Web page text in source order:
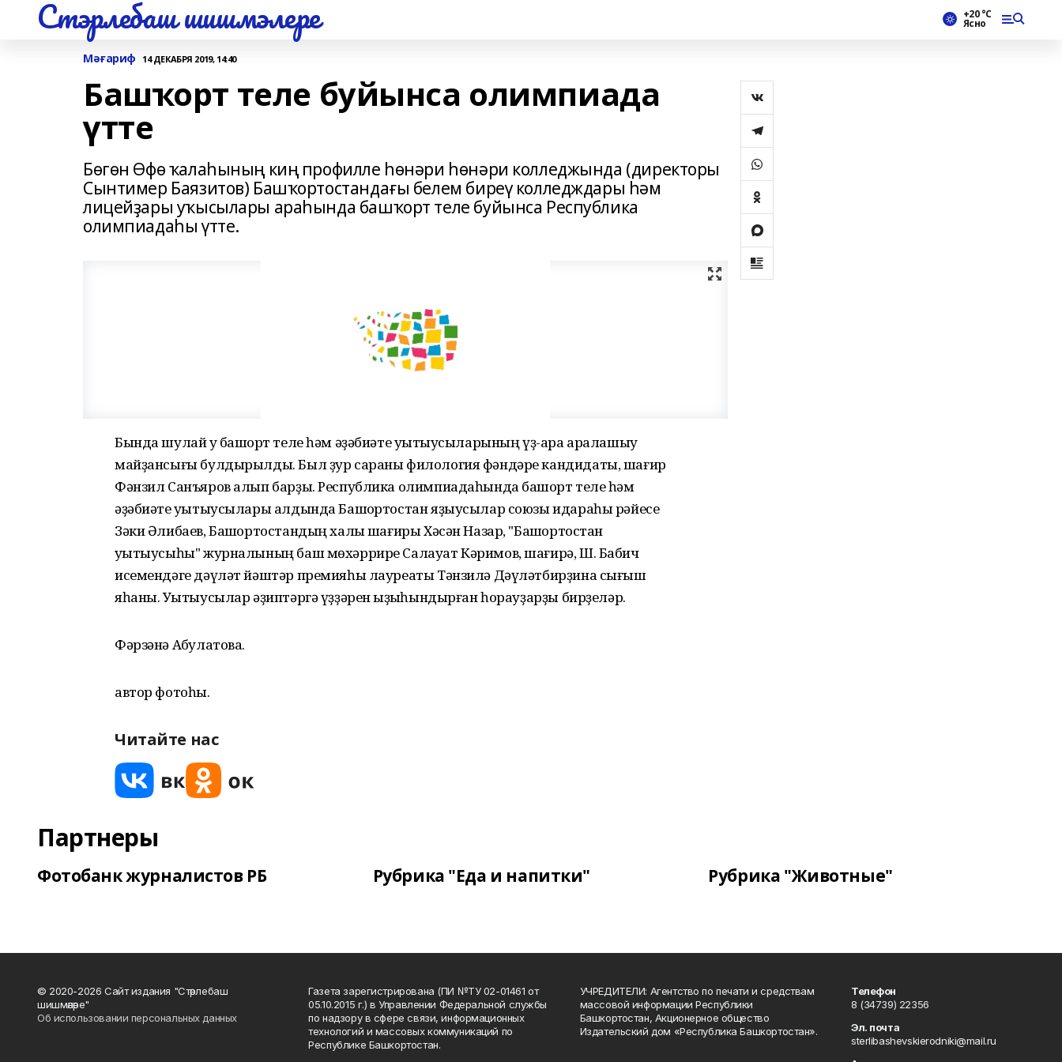
Стэрлебаш шишмэлере +20 °С
Ясно
Мәғариф 14 ДЕКАБРЯ 2019, 14:40
Башҡорт теле буйынса олимпиада
үтте
Бөгөн Өфө ҡалаһының киң профилле һөнәри һөнәри колледжында (директоры
Сынтимер Баязитов) Башҡортостандағы белем биреү колледждары һәм
лицейҙары уҡысылары араһында башҡорт теле буйынса Республика
олимпиадаһы үтте.
Бында шулай уҡ башҡорт теле һәм әҙәбиәте уҡытыусыларының үҙ-ара аралашыу
майҙансығы булдырылды. Был ҙур сараны филология фәндәре кандидаты, шағир
Фәнзил Санъяров алып барҙы. Республика олимпиадаһында башҡорт теле һәм
әҙәбиәте уҡытыусылары алдында Башҡортостан яҙыусылар союзы идараһы рәйесе
Зәки Әлибаев, Башҡортостандың халыҡ шағиры Хәсән Назар, "Башҡортостан
уҡытыусыһы" журналының баш мөхәррире Салауат Кәримов, шағирә, Ш. Бабич
исемендәге дәүләт йәштәр премияһы лауреаты Тәнзилә Дәүләтбирҙина сығыш
яһаны. Уҡытыусылар әҙиптәргә үҙҙәрен ҡыҙыҡһындырған һорауҙарҙы бирҙеләр.
Фәрзәнә Аҡбулатова.
автор фотоһы.
Читайте нас
Партнеры
Фотобанк журналистов РБ Рубрика "Еда и напитки" Рубрика "Животные"
© 2020-2026 Сайт издания "Стәрлебаш
шишмәләре"
Об использовании персональных данных
Газета зарегистрирована (ПИ №ТУ 02-01461 от
05.10.2015 г.) в Управлении Федеральной службы
по надзору в сфере связи, информационных
технологий и массовых коммуникаций по
Республике Башкортостан.
УЧРЕДИТЕЛИ: Агентство по печати и средствам
массовой информации Республики
Башкортостан, Акционерное общество
Издательский дом «Республика Башкортостан».
Телефон
8 (34739) 22356
Эл. почта
sterlibashevskierodniki@mail.ru